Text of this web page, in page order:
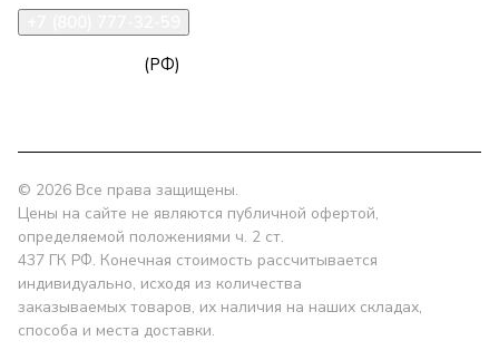
(РФ)
© 2026 Все права защищены.
Цены на сайте не являются публичной офертой,
определяемой положениями ч. 2 ст.
437 ГК РФ. Конечная стоимость рассчитывается
индивидуально, исходя из количества
заказываемых товаров, их наличия на наших складах,
способа и места доставки.